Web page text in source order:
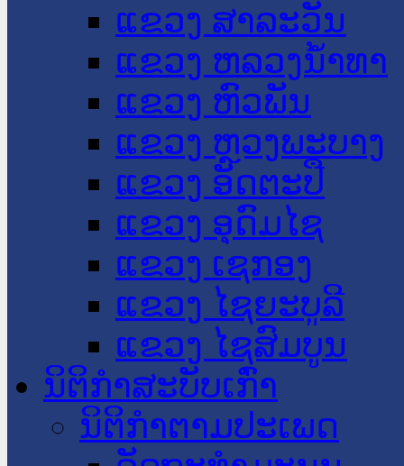
ແຂວງ ສາລະວັນ
ແຂວງ ຫລວງນໍ້າທາ
ແຂວງ ຫົວພັນ
ແຂວງ ຫຼວງພະບາງ
ແຂວງ ອັດຕະປື
ແຂວງ ອຸດົມໄຊ
ແຂວງ ເຊກອງ
ແຂວງ ໄຊຍະບູລີ
ແຂວງ ໄຊສົມບູນ
ນິຕິກໍາສະບັບເກົ່າ
ນິຕິກຳຕາມປະເພດ